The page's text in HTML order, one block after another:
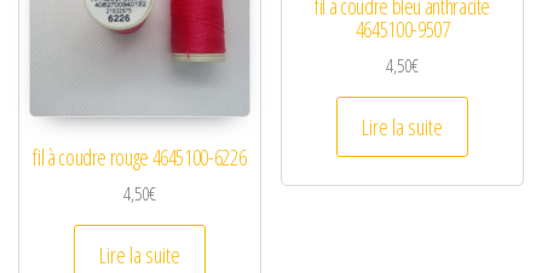
fil à coudre rouge 4645100-6226
4,50€
Lire la suite
fil à coudre bleu anthracite
4645100-9507
4,50€
Lire la suite